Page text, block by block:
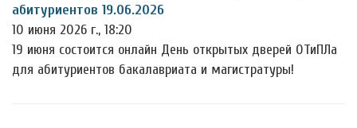
абитуриентов 19.06.2026
10 июня 2026 г., 18:20
19 июня состоится онлайн День открытых дверей ОТиПЛа
для абитуриентов бакалавриата и магистратуры!